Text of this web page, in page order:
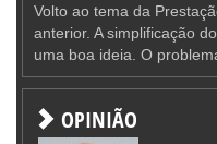
Volto ao tema da
anterior. A simplificação
uma boa ideia. O
OPINIÃO